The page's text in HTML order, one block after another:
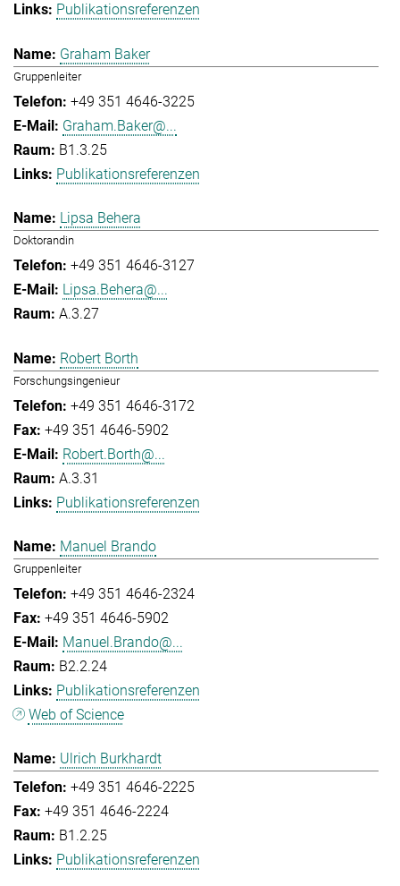
Publikationsreferenzen
Graham Baker
Gruppenleiter
+49 351 4646-3225
Graham.Baker@...
B1.3.25
Publikationsreferenzen
Lipsa Behera
Doktorandin
+49 351 4646-3127
Lipsa.Behera@...
A.3.27
Robert Borth
Forschungsingenieur
+49 351 4646-3172
+49 351 4646-5902
Robert.Borth@...
A.3.31
Publikationsreferenzen
Manuel Brando
Gruppenleiter
+49 351 4646-2324
+49 351 4646-5902
Manuel.Brando@...
B2.2.24
Publikationsreferenzen
Web of Science
Ulrich Burkhardt
+49 351 4646-2225
+49 351 4646-2224
B1.2.25
Publikationsreferenzen